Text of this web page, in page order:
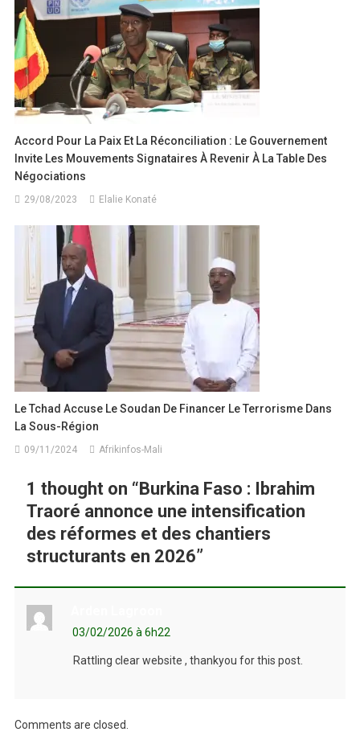
Accord Pour La Paix Et La Réconciliation : Le Gouvernement
Invite Les Mouvements Signataires À Revenir À La Table Des
Négociations
29/08/2023 Elalie Konaté
Le Tchad Accuse Le Soudan De Financer Le Terrorisme Dans
La Sous-Région
09/11/2024 Afrikinfos-Mali
1 thought on “Burkina Faso : Ibrahim
Traoré annonce une intensification
des réformes et des chantiers
structurants en 2026”
03/02/2026 à 6h22
Rattling clear website , thankyou for this post.
Comments are closed.